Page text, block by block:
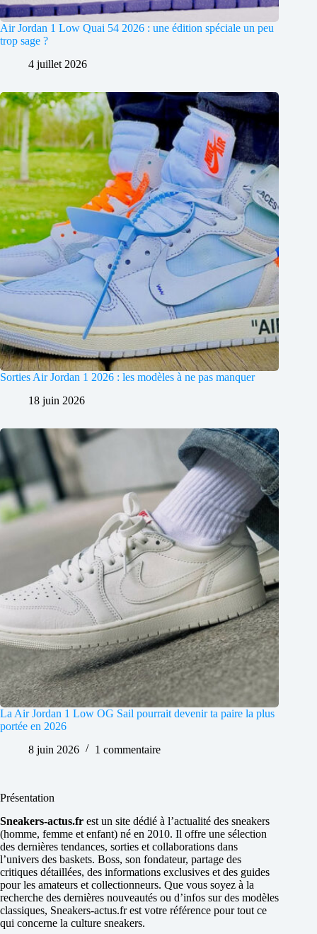
Air Jordan 1 Low Quai 54 2026 : une édition spéciale un peu
trop sage ?
4 juillet 2026
Sorties Air Jordan 1 2026 : les modèles à ne pas manquer
18 juin 2026
La Air Jordan 1 Low OG Sail pourrait devenir ta paire la plus
portée en 2026
8 juin 2026
1 commentaire
Présentation
Sneakers-actus.fr est un site dédié à l’actualité des sneakers
(homme, femme et enfant) né en 2010. Il offre une sélection
des dernières tendances, sorties et collaborations dans
l’univers des baskets. Boss, son fondateur, partage des
critiques détaillées, des informations exclusives et des guides
pour les amateurs et collectionneurs. Que vous soyez à la
recherche des dernières nouveautés ou d’infos sur des modèles
classiques, Sneakers-actus.fr est votre référence pour tout ce
qui concerne la culture sneakers.